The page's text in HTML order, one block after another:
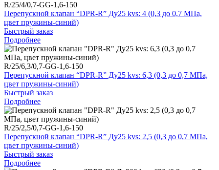
R/25/4/0,7-GG-1,6-150
Перепускной клапан “DPR-R” Ду25 kvs: 4 (0,3 до 0,7 МПа,
цвет пружины-синий)
Быстрый заказ
Подробнее
R/25/6,3/0,7-GG-1,6-150
Перепускной клапан “DPR-R” Ду25 kvs: 6,3 (0,3 до 0,7 МПа,
цвет пружины-синий)
Быстрый заказ
Подробнее
R/25/2,5/0,7-GG-1,6-150
Перепускной клапан “DPR-R” Ду25 kvs: 2,5 (0,3 до 0,7 МПа,
цвет пружины-синий)
Быстрый заказ
Подробнее